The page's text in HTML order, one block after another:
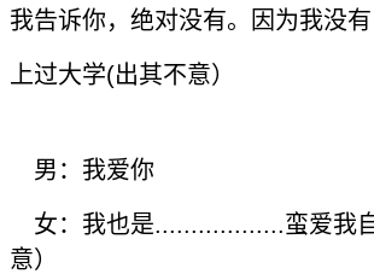
我告诉你，绝对没有。因为我没有
上过大学(出其不意）
男：我爱你
女：我也是..................蛮爱我
意）